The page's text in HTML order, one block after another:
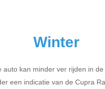
Winter
auto kan minder ver rijden in
een indicatie van de Cupra